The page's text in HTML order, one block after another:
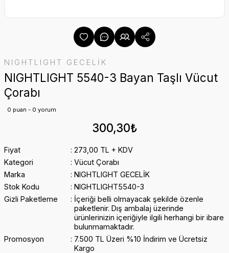
NIGHTLIGHT GECELİK
NIGHTLIGHT 5540-3 Bayan Taşlı Vücut
Çorabı
0 puan - 0 yorum
300,30₺
Fiyat
273,00 TL + KDV
Kategori
Vücut Çorabı
Marka
NIGHTLIGHT GECELİK
Stok Kodu
NIGHTLIGHT5540-3
Gizli Paketleme
İçeriği belli olmayacak şekilde özenle
paketlenir. Dış ambalaj üzerinde
ürünlerinizin içeriğiyle ilgili herhangi bir ibare
bulunmamaktadır.
Promosyon
7.500 TL Üzeri %10 İndirim ve Ücretsiz
Kargo